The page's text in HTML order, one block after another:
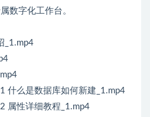
数字化工作台。
_1.mp4
什么是数据库如何新建_1.mp4
属性详细教程_1.mp4